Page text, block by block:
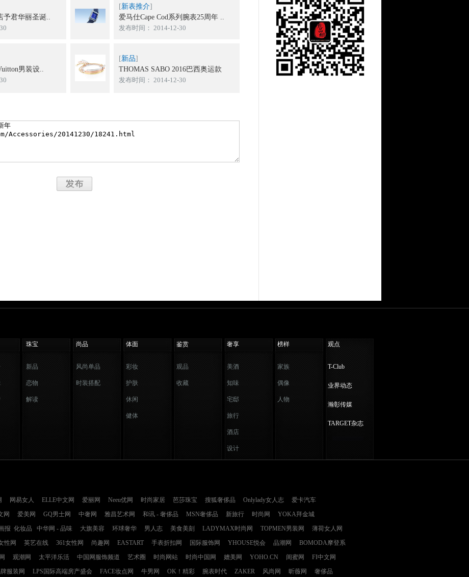
予君华丽圣诞..
[新表推介]
爱马仕Cape Cod系列腕表25周年 ..
发布时间： 2014-12-30
男装设..
[新品]
THOMAS SABO 2016巴西奥运款
发布时间： 2014-12-30
珠宝 尚品 体面 鉴赏 奢享 榜样 观点
新品
恋物
解读
风尚单品
时装搭配
彩妆
护肤
休闲
健体
观品
收藏
美酒
知味
宅邸
旅行
酒店
设计
家族
偶像
人物
T-Club
业界动态
瀚彰传媒
TARGET杂志
网易女人 ELLE中文网 爱丽网 Neeu优网 时尚家居 芭莎珠宝 搜狐奢侈品 Onlylady女人志
爱卡汽车
网 爱美网 GQ男士网 中奢网 雅昌艺术网 和讯 - 奢侈品 MSN奢侈品 新旅行 时尚网
YOKA拜金城
报 化妆品 中华网 - 品味 大旗美容 环球奢华 男人志 美食美刻 LADYMAX时尚网 TOPMEN男装网
薄荷女人网
性网 英艺在线 361女性网 尚趣网 EASTART 手表折扣网 国际服饰网 YHOUSE悦会 品潮网
BOMODA摩登系
观潮网 太平洋乐活 中国网服饰频道 艺术圈 时尚网站 时尚中国网 媲美网 YOHO.CN 闺蜜网
FI中文网
服装网 LPS国际高端房产盛会 FACE妆点网 牛男网 OK！精彩 腕表时代 ZAKER 风尚网 昕薇网 奢侈品